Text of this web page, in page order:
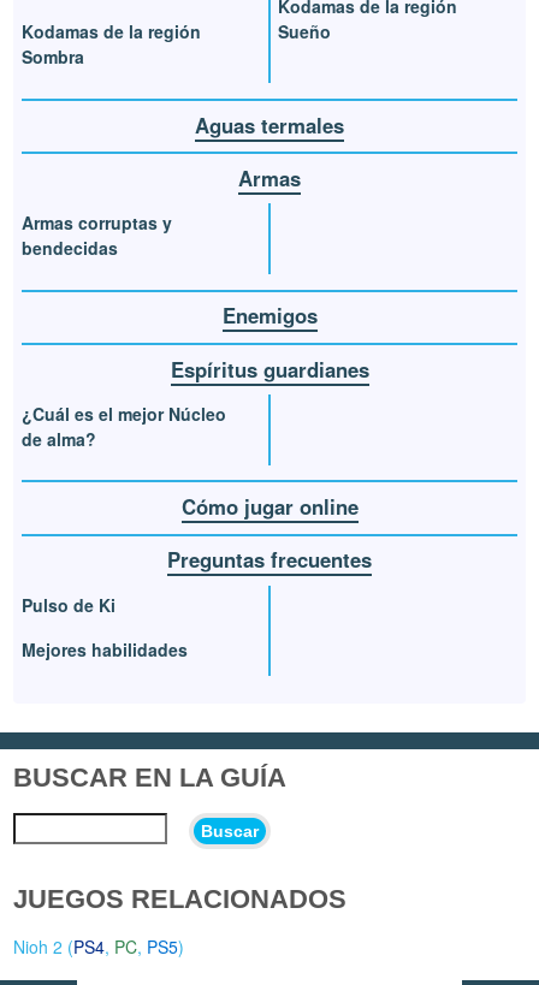
Kodamas de la región
Sombra
Kodamas de la región
Sueño
Aguas termales
Armas
Armas corruptas y
bendecidas
Enemigos
Espíritus guardianes
¿Cuál es el mejor Núcleo
de alma?
Cómo jugar online
Preguntas frecuentes
Pulso de Ki
Mejores habilidades
BUSCAR EN LA GUÍA
Buscar
JUEGOS RELACIONADOS
Nioh 2 (PS4, PC, PS5)